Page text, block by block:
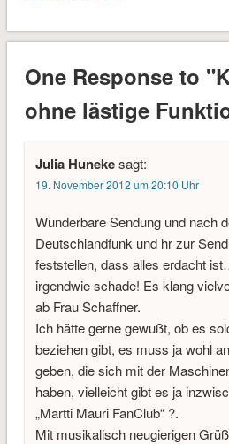
One Response to
ohne lästige
Julia Hunekesagt:
19. November 2012 um 20:10 Uhr
Wunderbare Sendung und nach
Deutschlandfunk und hr zur
feststellen, dass alles erdacht
irgendwie schade! Es klang
ab Frau Schaffner.
Ich hätte gerne gewußt, ob es
beziehen gibt, es muss ja wohl
geben, die sich mit der
haben, vielleicht gibt es ja
„Martti Mauri FanClub“ ?.
Mit musikalisch neugierigen